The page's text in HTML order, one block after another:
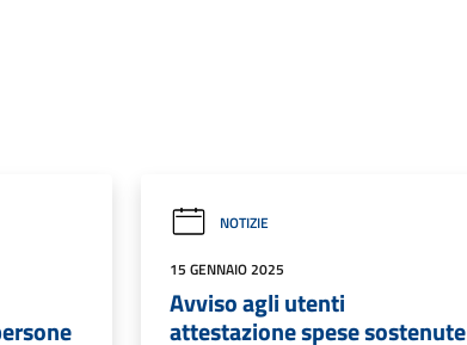
NOTIZIE
15 GENNAIO 2025
Avviso agli utenti
attestazione spese sostenute